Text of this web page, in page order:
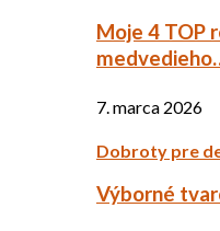
Moje 4 TOP
7. marca 2026
Dobroty pre
Výborné